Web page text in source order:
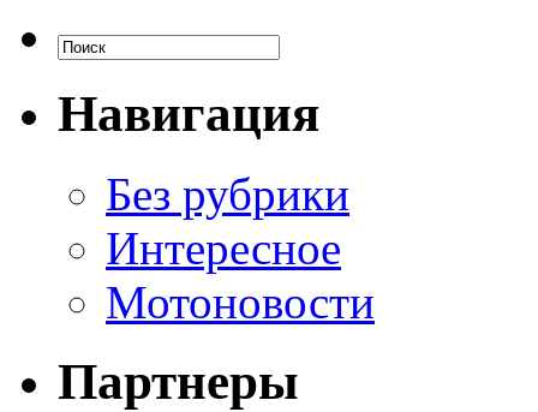
Навигация
Без рубрики
Интересное
Мотоновости
Партнеры